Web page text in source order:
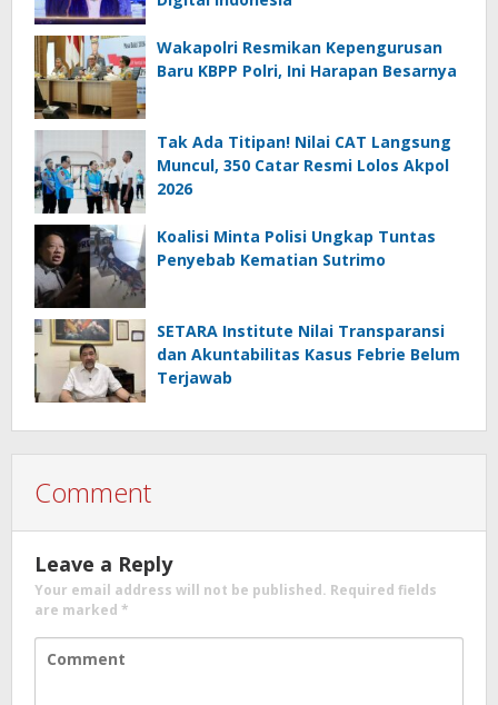
Wakapolri Resmikan Kepengurusan
Baru KBPP Polri, Ini Harapan Besarnya
Tak Ada Titipan! Nilai CAT Langsung
Muncul, 350 Catar Resmi Lolos Akpol
2026
Koalisi Minta Polisi Ungkap Tuntas
Penyebab Kematian Sutrimo
SETARA Institute Nilai Transparansi
dan Akuntabilitas Kasus Febrie Belum
Terjawab
Comment
Leave a Reply
Your email address will not be published. Required fields
are marked *